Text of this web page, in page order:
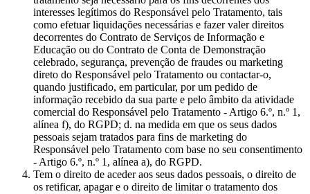
interesses legítimos do Responsável pelo Tratamento, tais
como efetuar liquidações necessárias e fazer valer direitos
decorrentes do Contrato de Serviços de Informação e
Educação ou do Contrato de Conta de Demonstração
celebrado, segurança, prevenção de fraudes ou marketing
direto do Responsável pelo Tratamento ou contactar-o,
quando justificado, em particular, por um pedido de
informação recebido da sua parte e pelo âmbito da atividade
comercial do Responsável pelo Tratamento - Artigo 6.º, n.º 1,
alínea f), do RGPD; d. na medida em que os seus dados
pessoais sejam tratados para fins de marketing do
Responsável pelo Tratamento com base no seu consentimento
- Artigo 6.º, n.º 1, alínea a), do RGPD.
Tem o direito de aceder aos seus dados pessoais, o direito de
os retificar, apagar e o direito de limitar o tratamento dos